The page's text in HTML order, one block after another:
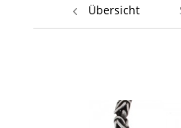
Übersicht